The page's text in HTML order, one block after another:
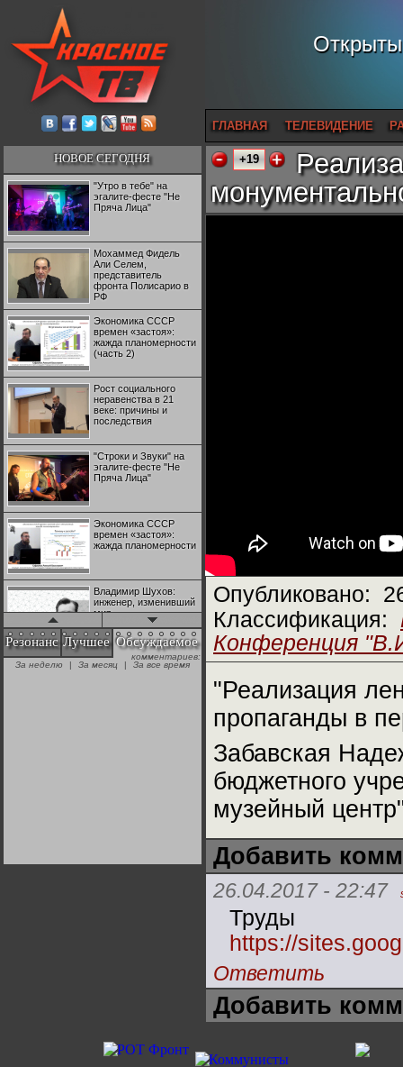
ГЛАВНАЯ ТЕЛЕВИДЕНИЕ
НОВОЕ СЕГОДНЯ
"Утро в тебе" на
эгалите-фесте "Не
Пряча Лица"
Мохаммед Фидель
Али Селем,
представитель
фронта Полисарио в
РФ
Экономика СССР
времен «застоя»:
жажда планомерности
(часть 2)
Рост социального
неравенства в 21
веке: причины и
последствия
"Строки и Звуки" на
эгалите-фесте "Не
Пряча Лица"
Экономика СССР
времен «застоя»:
жажда планомерности
Владимир Шухов:
инженер, изменивший
мир
"Аркадий Коц" на
эгалите-фесте "Не
Резонанс Лучшее Обсуждаемое
комментариев:
За неделю
| За месяц | За все время
+19
Опубликовано:
Классификация:
Конференция
"Реализация
пропаганды в
Забавская
бюджетного
музейный
Добавить
26.04.2017 - 22:47
Труды
https://
Ответить
Добавить